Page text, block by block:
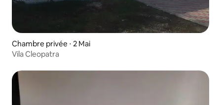
Chambre privée ⋅ 2 Mai
Vila Cleopatra